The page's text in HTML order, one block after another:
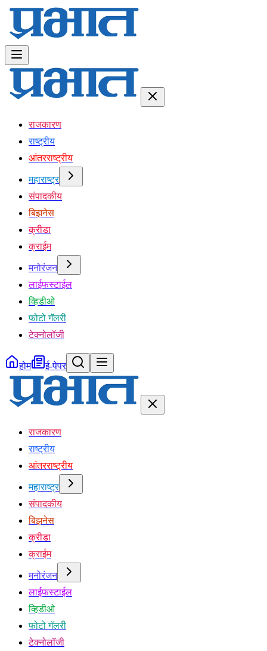
राजकारण
राष्ट्रीय
आंतरराष्ट्रीय
महाराष्ट्र
संपादकीय
बिझनेस
क्रीडा
क्राईम
मनोरंजन
लाईफस्टाईल
व्हिडीओ
फोटो गॅलरी
टेक्नोलॉजी
होम ई-पेपर
राजकारण
राष्ट्रीय
आंतरराष्ट्रीय
महाराष्ट्र
संपादकीय
बिझनेस
क्रीडा
क्राईम
मनोरंजन
लाईफस्टाईल
व्हिडीओ
फोटो गॅलरी
टेक्नोलॉजी